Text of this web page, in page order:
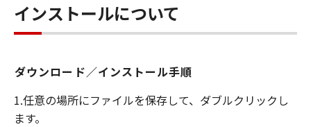
インストールについて
ダウンロード／インストール手順
1.任意の場所にファイルを保存して、ダブルクリックし
ます。